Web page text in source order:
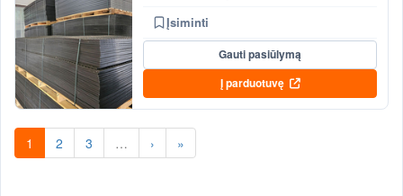
Įsiminti
Gauti pasiūlymą
Į parduotuvę
1 2 3 … › »